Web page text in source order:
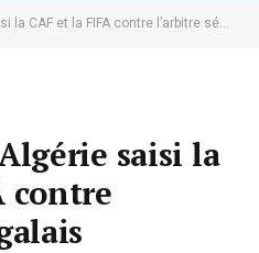
CAF et la FIFA contre l’arbitre sénégalais
Algérie saisi la
contre